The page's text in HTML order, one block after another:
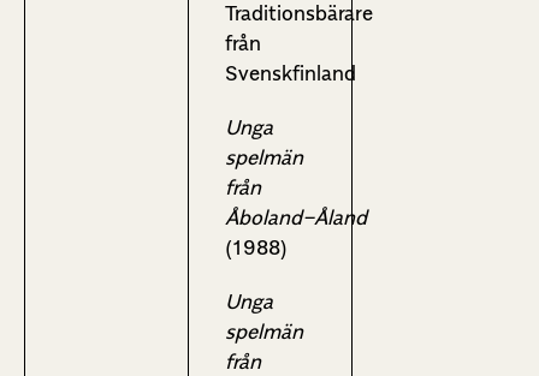
Traditionsbärare
från
Svenskfinland
Unga
spelmän
från
Åboland−Åland
(1988)
Unga
spelmän
från